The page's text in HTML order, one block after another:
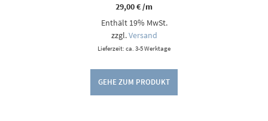
29,00€/m
Enthält 19% MwSt.
zzgl.Versand
Lieferzeit: ca. 3-5 Werktage
GEHE ZUM PRODUKT